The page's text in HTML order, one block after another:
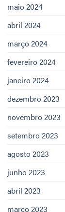
maio 2024
abril 2024
março 2024
fevereiro 2024
janeiro 2024
dezembro 2023
novembro 2023
setembro 2023
agosto 2023
junho 2023
abril 2023
março 2023